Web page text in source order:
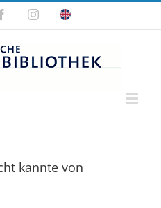
FacebookInstagram
Click
kannte von